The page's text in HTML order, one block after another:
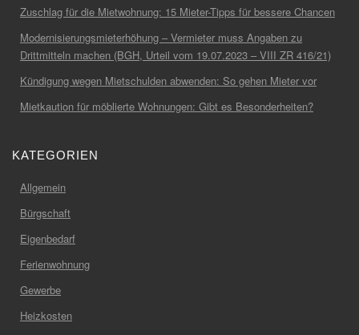
Zuschlag für die Mietwohnung: 15 Mieter-Tipps für bessere Chancen
Modernisierungsmieterhöhung – Vermieter muss Angaben zu
Drittmitteln machen (BGH, Urteil vom 19.07.2023 – VIII ZR 416/21)
Kündigung wegen Mietschulden abwenden: So gehen Mieter vor
Mietkaution für möblierte Wohnungen: Gibt es Besonderheiten?
KATEGORIEN
Allgemein
Bürgschaft
Eigenbedarf
Ferienwohnung
Gewerbe
Heizkosten